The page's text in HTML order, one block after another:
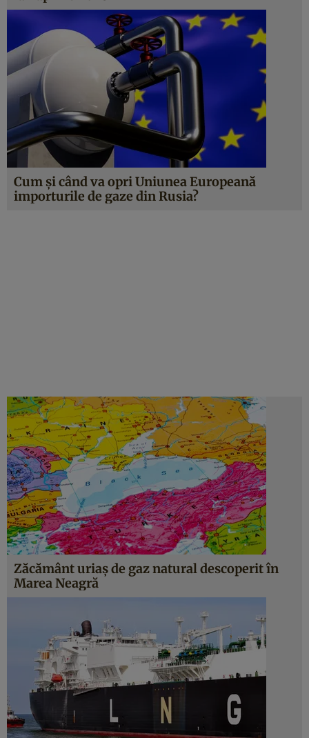
Cum și când va opri Uniunea Europeană
importurile de gaze din Rusia?
Zăcământ uriaș de gaz natural descoperit în
Marea Neagră